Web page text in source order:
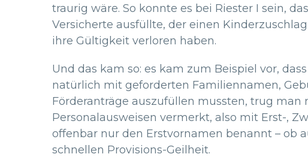
traurig wäre. So konnte es bei Riester I sein,
Versicherte ausfüllte, der einen
ihre Gültigkeit verloren haben.
Und das kam so: es kam zum Beispiel vor,
natürlich mit geforderten Familiennamen,
Förderanträge auszufüllen mussten, trug
Personalausweisen vermerkt, also mit Erst-,
offenbar nur den Erstvornamen benannt – ob
schnellen Provisions-Geilheit.